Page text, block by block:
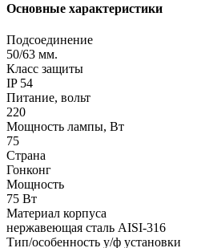
Основные характеристики
Подсоединение
50/63 мм.
Класс защиты
IP 54
Питание, вольт
220
Мощность лампы, Вт
75
Страна
Гонконг
Мощность
75 Вт
Материал корпуса
нержавеющая сталь AISI-316
Тип/особенность у/ф установки